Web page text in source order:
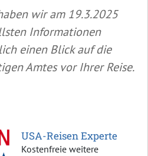
wir am 19.3.2025
Informationen
einen Blick auf die
Amtes vor Ihrer Reise.
USA-Reisen Experte
Kostenfreie weitere